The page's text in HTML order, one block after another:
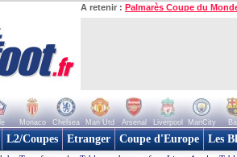
A retenir : Palmarès Coupe du
Monaco Chelsea Man Utd Arsenal Liverpool ManCity
L2/Coupes Etranger Coupe d'Europe Les